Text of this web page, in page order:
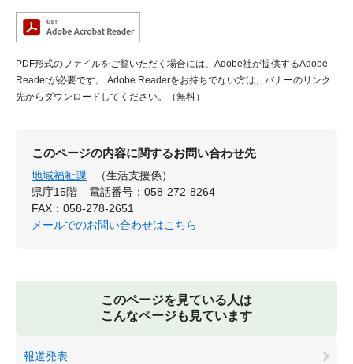
PDF形式のファイルをご覧いただく場合には、Adobe社が提供するAdobe
Readerが必要です。
Adobe Readerをお持ちでない方は、バナーのリンク
先からダウンロードしてください。（無料）
このページの内容に関するお問い合わせ先
地域福祉課
（生活支援係）
県庁15階
電話番号：058-272-8264
FAX：058-278-2651
メールでのお問い合わせはこちら
このページを見ている人は
こんなページも見ています
報道発表